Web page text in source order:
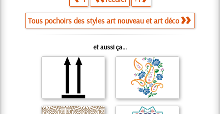
Tous pochoirs des styles art nouveau et art déco
et aussi ça...